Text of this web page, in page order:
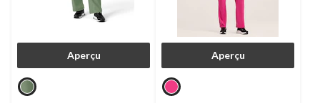
Aperçu Aperçu